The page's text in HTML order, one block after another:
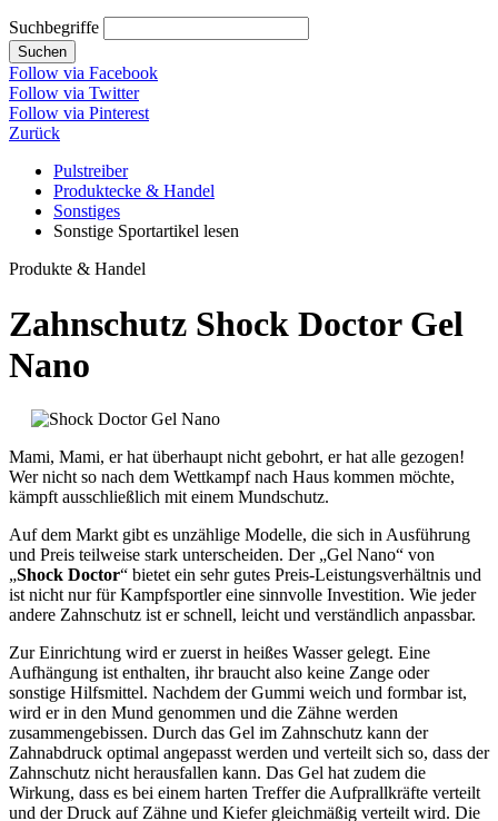
Suchbegriffe
Suchen
Follow via Facebook
Follow via Twitter
Follow via Pinterest
Zurück
Pulstreiber
Produktecke & Handel
Sonstiges
Sonstige Sportartikel lesen
Produkte & Handel
Zahnschutz Shock Doctor Gel
Nano
Mami, Mami, er hat überhaupt nicht gebohrt, er hat alle gezogen!
Wer nicht so nach dem Wettkampf nach Haus kommen möchte,
kämpft ausschließlich mit einem Mundschutz.
Auf dem Markt gibt es unzählige Modelle, die sich in Ausführung
und Preis teilweise stark unterscheiden. Der „Gel Nano“ von
„Shock Doctor“ bietet ein sehr gutes Preis-Leistungsverhältnis und
ist nicht nur für Kampfsportler eine sinnvolle Investition. Wie jeder
andere Zahnschutz ist er schnell, leicht und verständlich anpassbar.
Zur Einrichtung wird er zuerst in heißes Wasser gelegt. Eine
Aufhängung ist enthalten, ihr braucht also keine Zange oder
sonstige Hilfsmittel. Nachdem der Gummi weich und formbar ist,
wird er in den Mund genommen und die Zähne werden
zusammengebissen. Durch das Gel im Zahnschutz kann der
Zahnabdruck optimal angepasst werden und verteilt sich so, dass der
Zahnschutz nicht herausfallen kann. Das Gel hat zudem die
Wirkung, dass es bei einem harten Treffer die Aufprallkräfte verteilt
und der Druck auf Zähne und Kiefer gleichmäßig verteilt wird. Die